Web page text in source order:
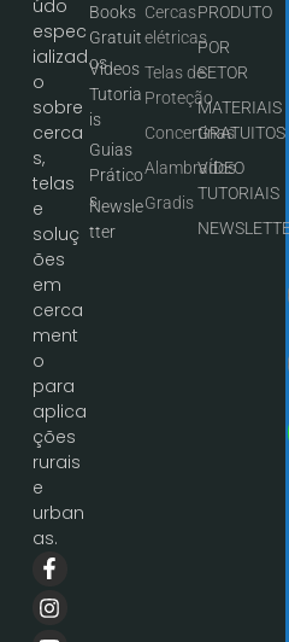
údo
espec
ializad
o
sobre
cerca
s,
telas
e
soluç
ões
em
cerca
ment
o
para
aplica
ções
rurais
e
urban
as.
Cercas
elétricas
Telas de
Proteção
Concertinas
Alambrados
Gradis
PRODUTO
POR
SETOR
MATERIAIS
GRATUITOS
VÍDEO
TUTORIAIS
Books
Gratuit
os
Vídeos
Tutoria
is
Guias
Prático
s
Newsle
tter